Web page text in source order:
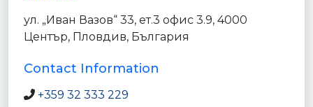
ул. „Иван Вазов“ 33, ет.3 офис 3.9, 4000
Център, Пловдив, България
Contact Information
+359 32 333 229